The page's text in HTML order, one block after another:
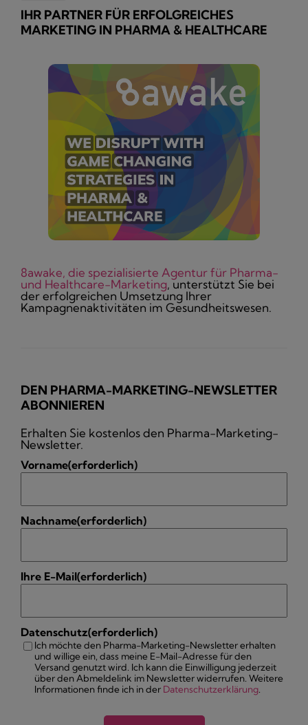
IHR PARTNER FÜR ERFOLGREICHES
MARKETING IN PHARMA & HEALTHCARE
8awake, die spezialisierte Agentur für Pharma-
und Healthcare-Marketing, unterstützt Sie bei
der erfolgreichen Umsetzung Ihrer
Kampagnenaktivitäten im Gesundheitswesen.
DEN PHARMA-MARKETING-NEWSLETTER
ABONNIEREN
Erhalten Sie kostenlos den Pharma-Marketing-
Newsletter.
Vorname(erforderlich)
Nachname(erforderlich)
Ihre E-Mail(erforderlich)
Datenschutz(erforderlich)
Ich möchte den Pharma-Marketing-Newsletter erhalten
und willige ein, dass meine E-Mail-Adresse für den
Versand genutzt wird. Ich kann die Einwilligung jederzeit
über den Abmeldelink im Newsletter widerrufen. Weitere
Informationen finde ich in der Datenschutzerklärung